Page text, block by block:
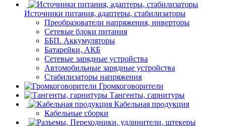
Источники питания, адаптеры, стабилизаторы
Преобразователи напряжения, инверторы
Сетевые блоки питания
ББП. Аккумуляторы
Батарейки, АКБ
Сетевые зарядные устройства
Автомобильные зарядные устройства
Стабилизаторы напряжения
Громкоговорители
Тангенты, гарнитуры
Кабельная продукция
Кабельные сборки